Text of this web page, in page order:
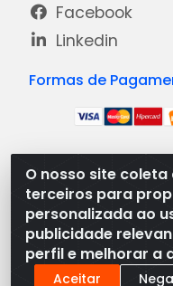
O nosso site
terceiros para
personalizada ao
publicidade
perfil e melhorar a
Aceitar
Facebook
Linkedin
Formas de
Medeiros
Ramal, Bacabal/